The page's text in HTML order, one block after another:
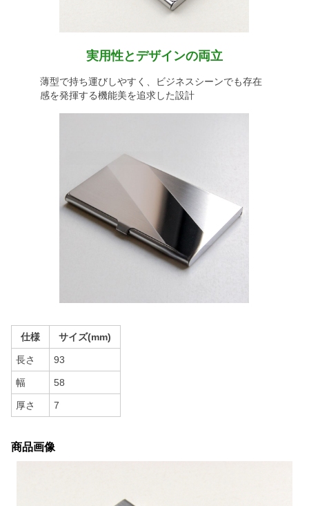
実用性とデザインの両立
薄型で持ち運びしやすく、ビジネスシーンでも存在
感を発揮する機能美を追求した設計
仕様 サイズ(mm)
長さ 93
幅 58
厚さ 7
商品画像